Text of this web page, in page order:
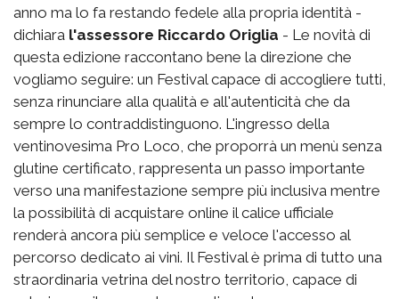
anno ma lo fa restando fedele alla propria identità -
dichiara l'assessore Riccardo Origlia - Le novità di
questa edizione raccontano bene la direzione che
vogliamo seguire: un Festival capace di accogliere tutti,
senza rinunciare alla qualità e all'autenticità che da
sempre lo contraddistinguono. L'ingresso della
ventinovesima Pro Loco, che proporrà un menù senza
glutine certificato, rappresenta un passo importante
verso una manifestazione sempre più inclusiva mentre
la possibilità di acquistare online il calice ufficiale
renderà ancora più semplice e veloce l'accesso al
percorso dedicato ai vini. Il Festival è prima di tutto una
straordinaria vetrina del nostro territorio, capace di